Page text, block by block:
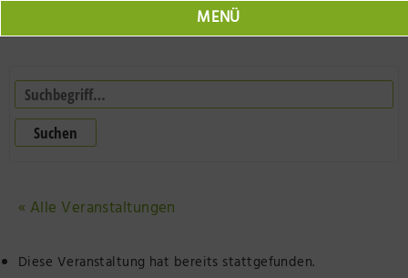
MENÜ
Jobs
Veranstaltungen
Neuruppin Schulplatz
Herr Fontane
« Alle Veranstaltungen
Diese Veranstaltung hat bereits stattgefunden.
Suchen